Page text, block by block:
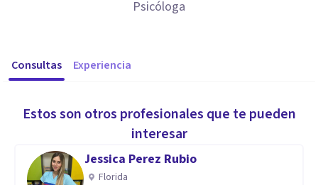
Psicóloga
Consultas Experiencia
Estos son otros profesionales que te pueden
interesar
Jessica Perez Rubio
Florida